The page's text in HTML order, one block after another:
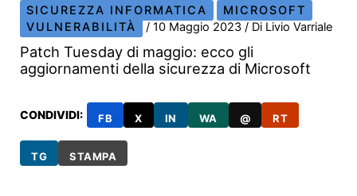
SICUREZZA INFORMATICA
MICROSOFT
VULNERABILITÀ
/10 Maggio 2023/ Di Livio Varriale
Patch Tuesday di maggio: ecco gli
aggiornamenti della sicurezza di Microsoft
CONDIVIDI: FB X IN WA @ RT
TG STAMPA